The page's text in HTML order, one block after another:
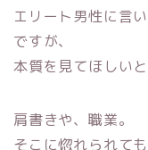
エリート男性に言
ですが、
本質を見てほしいと
肩書きや、職業。
そこに惚れられて